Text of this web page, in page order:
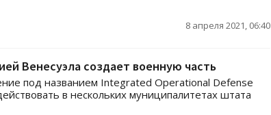
8 апреля 2021, 06:40
Венесуэла создает военную часть
под названием Integrated Operational Defense
в нескольких муниципалитетах штата